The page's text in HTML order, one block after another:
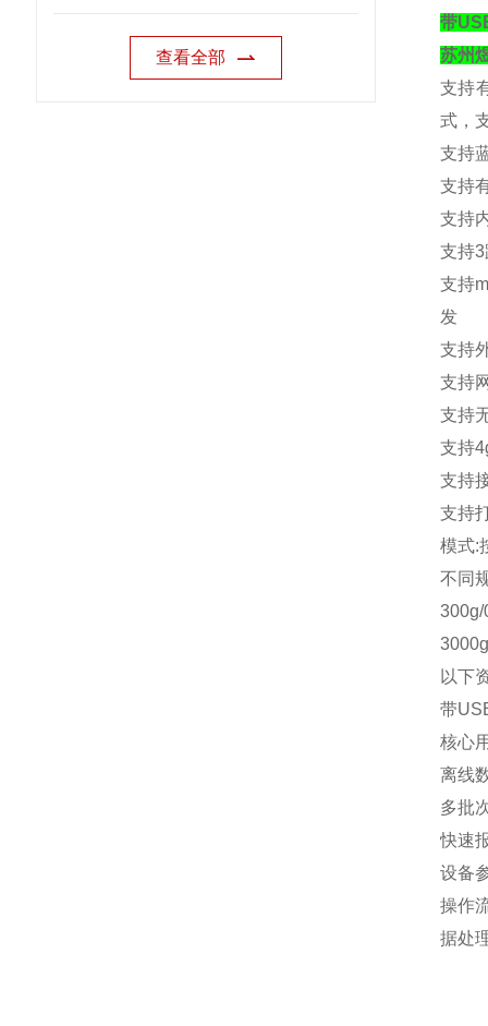
查看全部
带
苏州
支持
式，
支持
支持
支持
支持3
支持
发
支持
支持
支持
支持
支持
支持
模式:
不同
300g/
以下
带
核心
离线
多批
快速
设备
操作
据处